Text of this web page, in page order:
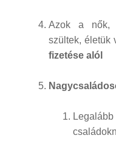
Azok a nők,
szültek, életük
fizetése alól